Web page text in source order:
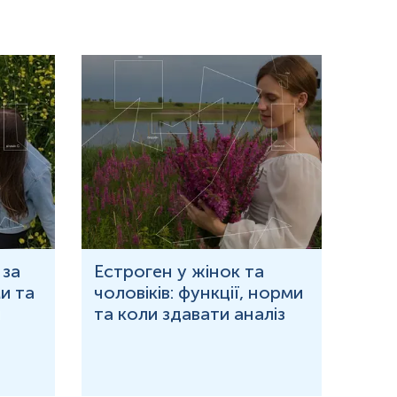
та обмежити фізичну активність. Якщо відмінити прийом
– медична сестра, лікар тощо.
та
Естроген у жінок та
чоловіків: функції, норми
та коли здавати аналіз